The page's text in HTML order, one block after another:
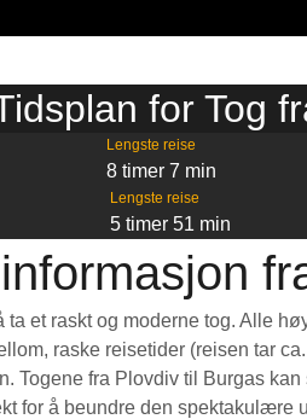
for Tog
Lengste reise
8 timer 7 min
Lengste reise
5 timer 51 min
et raskt og moderne tog. Alle
raske reisetider (reisen tar
Togene fra Plovdiv til Burgas
for å beundre den